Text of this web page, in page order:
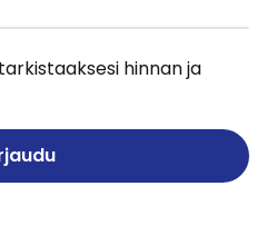
hinnan ja